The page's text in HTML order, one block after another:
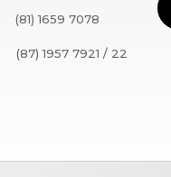
(81) 1659 7078
(87) 1957 7921 / 22